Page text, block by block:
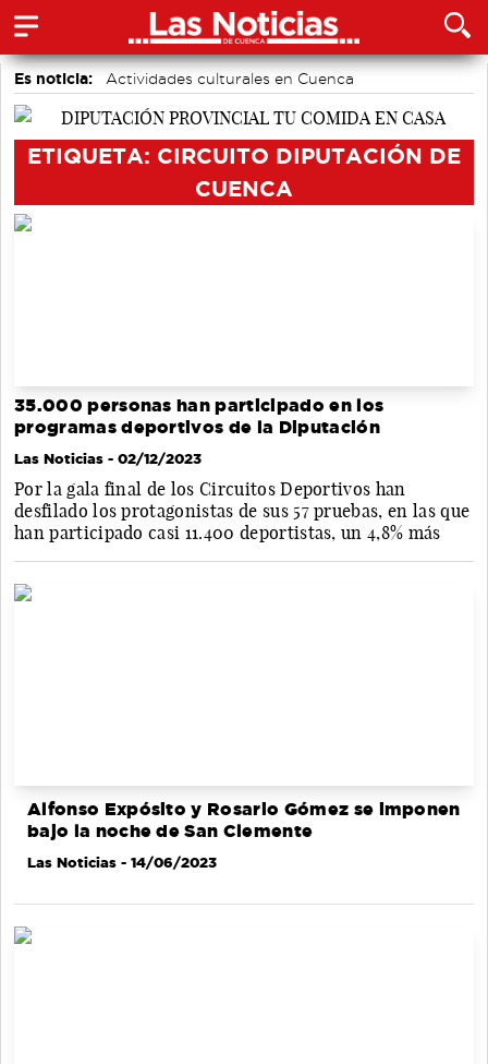
Es noticia:
Actividades culturales en Cuenca
Medio Ambiente
ETIQUETA: CIRCUITO DIPUTACIÓN DE
CUENCA
35.000 personas han participado en los
programas deportivos de la Diputación
Las Noticias - 02/12/2023
Por la gala final de los Circuitos Deportivos han
desfilado los protagonistas de sus 57 pruebas, en las que
han participado casi 11.400 deportistas, un 4,8% más
Alfonso Expósito y Rosario Gómez se imponen
bajo la noche de San Clemente
Las Noticias - 14/06/2023